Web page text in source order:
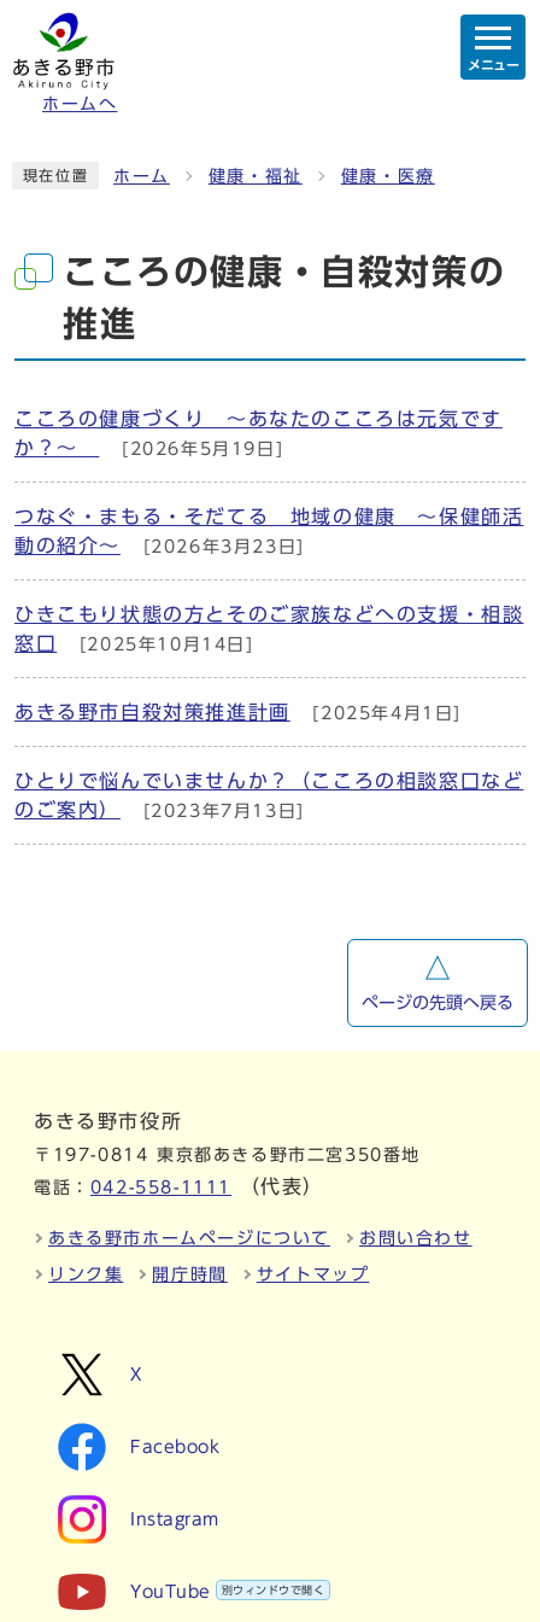
ホームへ
メニュー
現在位置 ホーム 健康・福祉 健康・医療
こころの健康・自殺対策の
推進
こころの健康づくり ～あなたのこころは元気です
か？～
[2026年5月19日]
つなぐ・まもる・そだてる 地域の健康 ～保健師活
動の紹介～
[2026年3月23日]
ひきこもり状態の方とそのご家族などへの支援・相談
窓口
[2025年10月14日]
あきる野市自殺対策推進計画 [2025年4月1日]
ひとりで悩んでいませんか？（こころの相談窓口など
のご案内）
[2023年7月13日]
ページの先頭へ戻る
あきる野市役所
〒197-0814 東京都あきる野市二宮350番地
電話： 042-558-1111 （代表）
あきる野市ホームページについて お問い合わせ
リンク集 開庁時間 サイトマップ
X
Facebook
Instagram
YouTube 別ウィンドウで開く